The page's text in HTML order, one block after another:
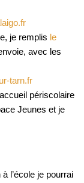
je remplis le
avec les
tarn.fr
périscolaire
Jeunes et je
l’école je pourrai